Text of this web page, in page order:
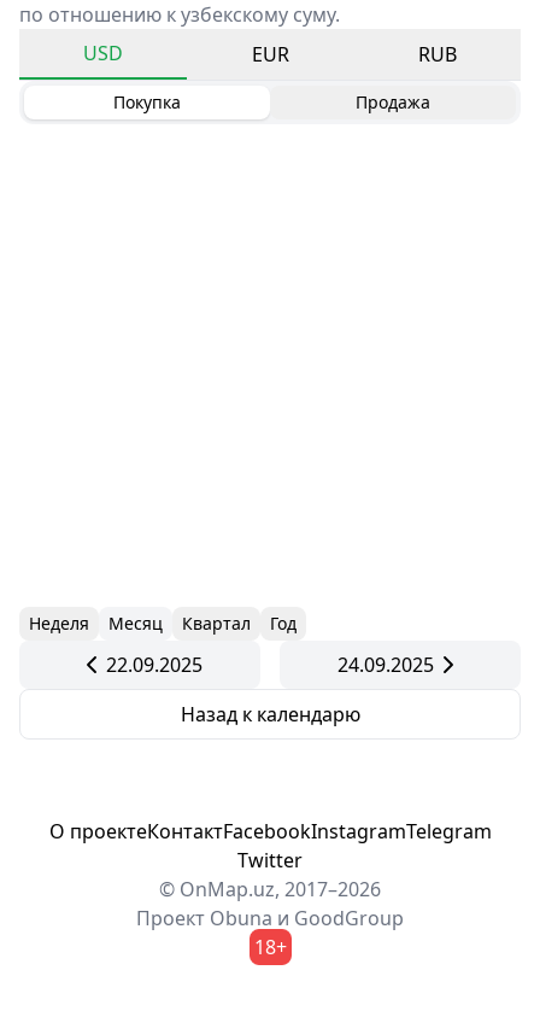
по отношению к узбекскому суму.
USD
EUR RUB
Покупка Продажа
Неделя Месяц Квартал Год
22.09.2025
24.09.2025
Назад к календарю
О проектеКонтактFacebookInstagramTelegram
Twitter
© OnMap.uz, 2017–2026
Проект Obuna и GoodGroup
18+